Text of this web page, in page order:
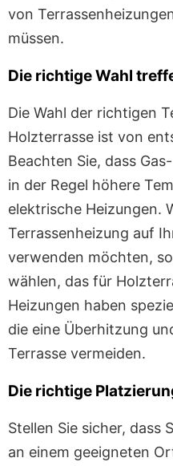
von
müssen.
Die richtige Wahl
Die Wahl der richtigen
Holzterrasse ist von
Beachten Sie, dass
in der Regel höhere
elektrische Heizungen.
Terrassenheizung auf
verwenden möchten,
wählen, das für
Heizungen haben
die eine Überhitzung
Terrasse vermeiden.
Die richtige
Stellen Sie sicher, dass
an einem geeigneten